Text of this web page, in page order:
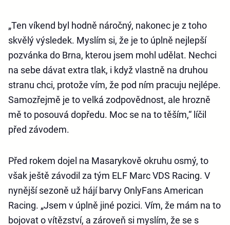
„Ten víkend byl hodně náročný, nakonec je z toho
skvělý výsledek. Myslím si, že je to úplně nejlepší
pozvánka do Brna, kterou jsem mohl udělat. Nechci
na sebe dávat extra tlak, i když vlastně na druhou
stranu chci, protože vím, že pod ním pracuju nejlépe.
Samozřejmě je to velká zodpovědnost, ale hrozně
mě to posouvá dopředu. Moc se na to těším,“ líčil
před závodem.
Před rokem dojel na Masarykově okruhu osmý, to
však ještě závodil za tým ELF Marc VDS Racing. V
nynější sezoně už hájí barvy OnlyFans American
Racing. „Jsem v úplně jiné pozici. Vím, že mám na to
bojovat o vítězství, a zároveň si myslím, že se s